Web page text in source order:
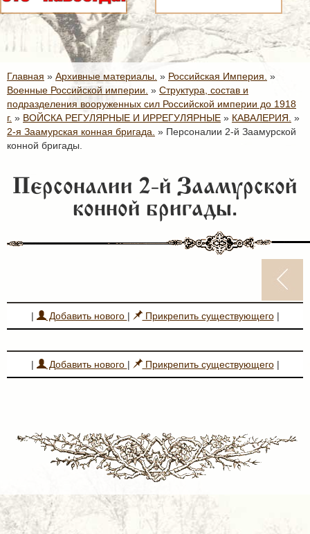
Главная » Архивные материалы. » Российская Империя. »
Военные Российской империи. » Структура, состав и
подразделения вооруженных сил Российской империи до 1918
г. » ВОЙСКА РЕГУЛЯРНЫЕ И ИРРЕГУЛЯРНЫЕ » КАВАЛЕРИЯ. »
2-я Заамурская конная бригада. » Персоналии 2-й Заамурской
конной бригады.
Персоналии 2-й Заамурской
конной бригады.
| Добавить нового | Прикрепить существующего|
| Добавить нового | Прикрепить существующего|